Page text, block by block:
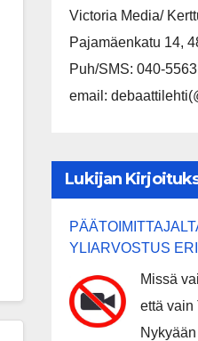
Victoria Media/
Pajamäenkatu 14,
Puh/SMS: 040-
email:
Lukijan
YLIARVOSTUS
Missä
että vain